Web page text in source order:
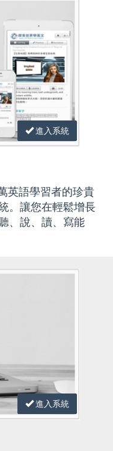
進入系統
英語學習者的珍貴
。讓您在輕鬆增長
、說、讀、寫能
進入系統